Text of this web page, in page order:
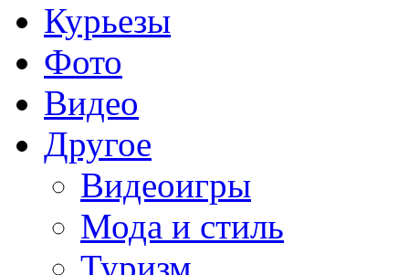
Курьезы
Фото
Видео
Другое
Видеоигры
Мода и стиль